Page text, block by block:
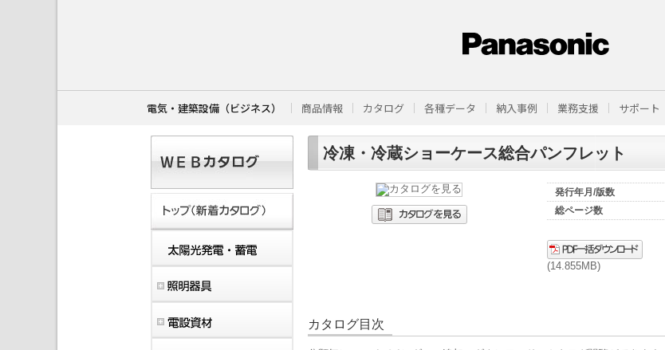
電気・建築設備（ビジネス） 商品情報 カタログ 各種データ 納入事例 業務支援 サポート
冷凍・冷蔵ショーケース総合パンフレット
発行年月/版数
総ページ数
(14.855MB)
カタログ目次